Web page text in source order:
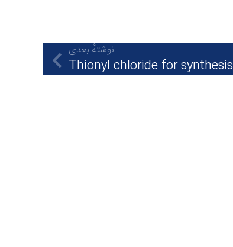
نوشتهٔ بعدی
Thionyl chloride for synthesis